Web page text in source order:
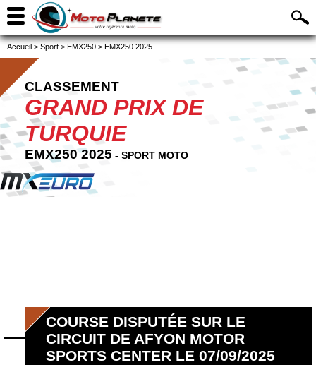
Accueil > Sport > EMX250 > EMX250 2025
CLASSEMENT
GRAND PRIX DE
TURQUIE
EMX250 2025 - SPORT MOTO
COURSE DISPUTÉE SUR LE
CIRCUIT DE AFYON MOTOR
SPORTS CENTER LE 07/09/2025